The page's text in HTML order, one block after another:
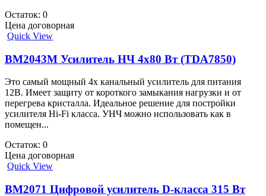
Остаток: 0
Цена договорная
Quick View
BM2043M Усилитель НЧ 4х80 Вт (TDA7850)
Это самый мощный 4х канальный усилитель для питания
12В. Имеет защиту от короткого замыкания нагрузки и от
перегрева кристалла. Идеальное решение для постройки
усилителя Hi-Fi класса. УНЧ можно использовать как в
помещен...
Остаток: 0
Цена договорная
Quick View
BM2071 Цифровой усилитель D-класса 315 Вт